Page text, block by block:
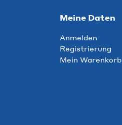
Meine Daten
Anmelden
Registrierung
Mein Warenkorb